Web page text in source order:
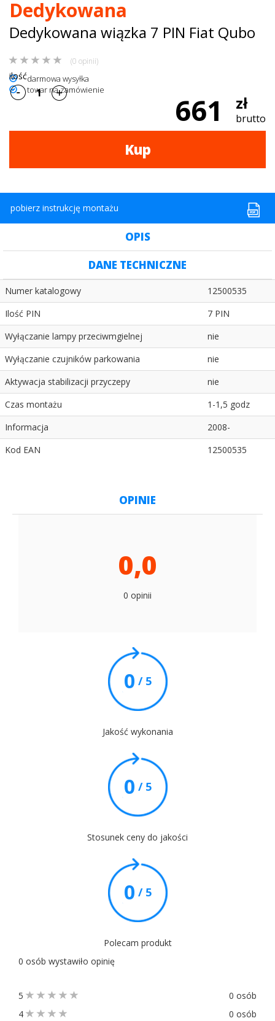
SPORTOWE
Turystyka
Kontakt
Dedykowana
Dedykowana wiązka 7 PIN Fiat Qubo
(0 opinii)
darmowa wysyłka
towar na zamówienie
661 zł
brutto
ilość
Kup
pobierz instrukcję montażu
OPIS
DANE TECHNICZNE
Numer katalogowy
12500535
Ilość PIN
7 PIN
Wyłączanie lampy przeciwmgielnej
nie
Wyłączanie czujników parkowania
nie
Aktywacja stabilizacji przyczepy
nie
Czas montażu
1-1,5 godz
Informacja
2008-
Kod EAN
12500535
OPINIE
0,0
0 opinii
0 / 5
Jakość wykonania
0 / 5
Stosunek ceny do jakości
0 / 5
Polecam produkt
0 osób wystawiło opinię
5
0 osób
4
0 osób